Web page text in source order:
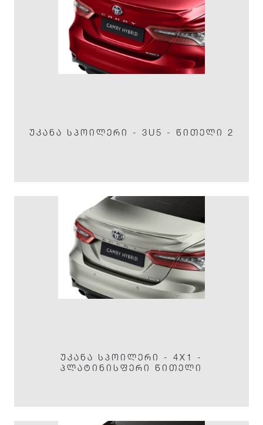
ᲣᲙᲐᲜᲐ ᲡᲞᲝᲘᲚᲔᲠᲘ - 3U5 - ᲬᲘᲗᲔᲚᲘ 2
ᲣᲙᲐᲜᲐ ᲡᲞᲝᲘᲚᲔᲠᲘ - 4X1 -
ᲞᲚᲐᲢᲘᲜᲘᲡᲤᲔᲠᲘ ᲬᲘᲗᲔᲚᲘ